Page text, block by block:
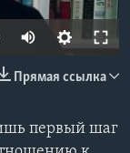
Прямая ссылка
первый шаг